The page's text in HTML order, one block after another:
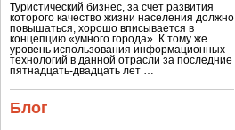
Туристический бизнес, за счет развития
которого качество жизни населения должно
повышаться, хорошо вписывается в
концепцию «умного города». К тому же
уровень использования информационных
технологий в данной отрасли за последние
пятнадцать-двадцать лет …
Блог